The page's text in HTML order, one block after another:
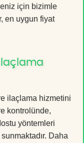
için bizimle
en uygun fiyat
ilaçlama hizmetini
kontrolünde,
yöntemleri
Daha